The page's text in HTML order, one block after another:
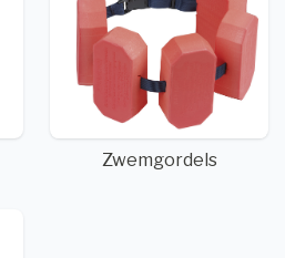
Zwemgordels